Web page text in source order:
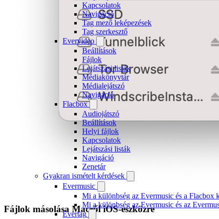
Kapcsolatok
Navigáció
Tag mező leképezések
Tag szerkesztő
Evervideo
Beállítások
Fájlok
Lejátszási listák
Médiakönyvtár
Médialejátszó
Navigáció
Flacbox
Audiojátszó
Beállítások
Helyi fájlok
Kapcsolatok
Lejátszási listák
Navigáció
Zenetár
Gyakran ismételt kérdések
Evermusic
Mi a különbség az Evermusic és a Flacbox
Mi a különbség az Evermusic és az
Evertag
Fájlok másolása Macről iOS-eszközre